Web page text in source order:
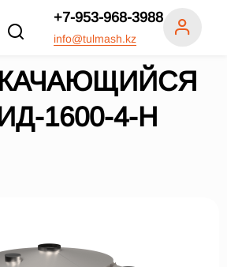
+7-953-968-3988
info@tulmash.kz
1600-4-Н